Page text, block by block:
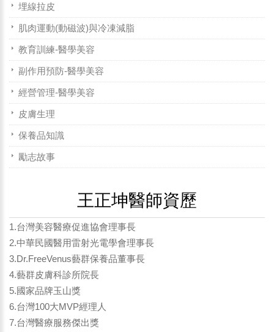
埋線拉皮
肌肉運動(動磁波)與冷凍減脂
教育訓練-醫學美容
副作用預防-醫學美容
經營管理-醫學美容
皮膚生理
保養品知識
勵志故事
王正坤醫師資歷
1.台灣美容醫療促進協會理事長
2.中華民國醫用雷射光電學會理事長
3.Dr.FreeVenus藝群保養品董事長
4.藝群皮膚科診所院長
5.國家品牌玉山獎
6.台灣100大MVP經理人
7.台灣醫療服務傑出獎